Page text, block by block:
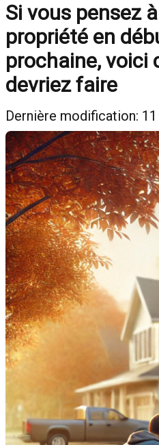
Si vous pensez
propriété en
prochaine, voici
devriez faire
Dernière modification: